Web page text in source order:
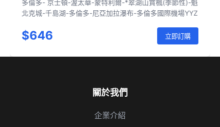
多倫多- 京士頓-渥太華-蒙特利爾-*翠湖山賞楓(季節性)-魁
北克城-千島湖-多倫多-尼亞加拉瀑布-多倫多國際機場YYZ
$646 立即訂購
關於我們
企業介紹